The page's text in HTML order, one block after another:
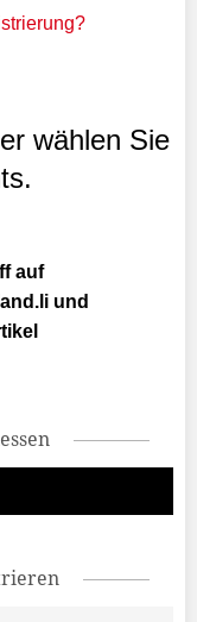
wählen Sie
auf
und